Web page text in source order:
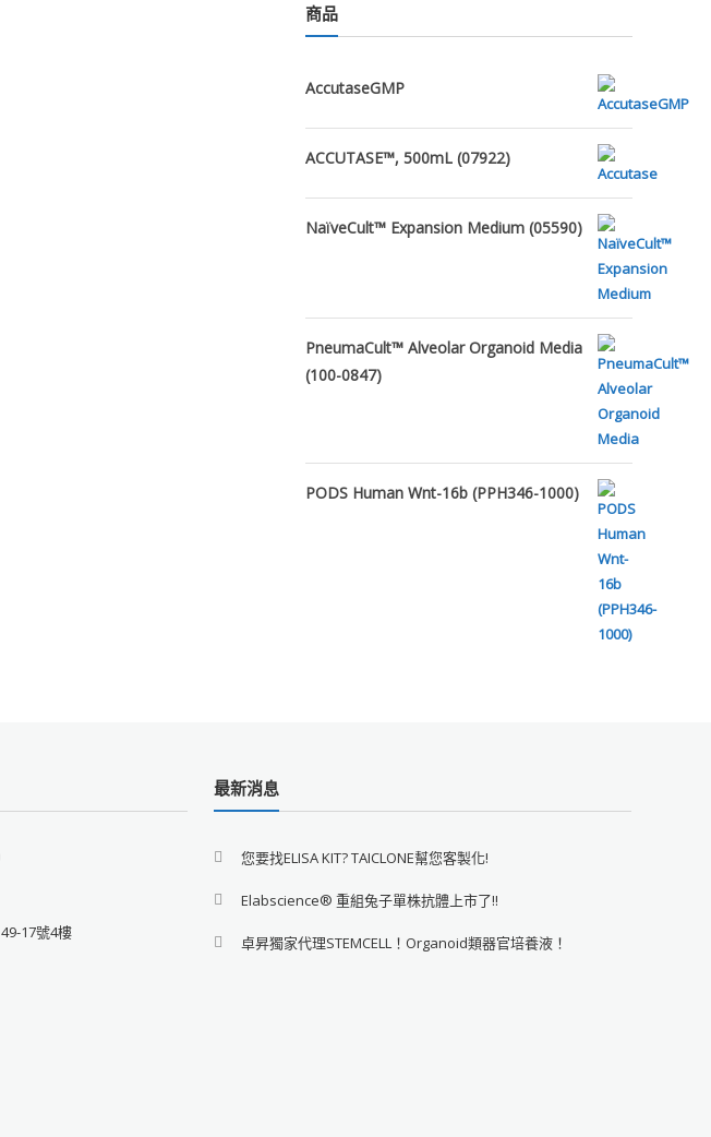
商品
AccutaseGMP
ACCUTASE™, 500mL (07922)
NaïveCult™ Expansion Medium (05590)
PneumaCult™ Alveolar Organoid Media
(100-0847)
PODS Human Wnt-16b (PPH346-1000)
17號4樓
最新消息
您要找ELISA KIT? TAICLONE幫您客製化!
Elabscience® 重組兔子單株抗體上市了!!
卓昇獨家代理STEMCELL！Organoid類器官培養液！